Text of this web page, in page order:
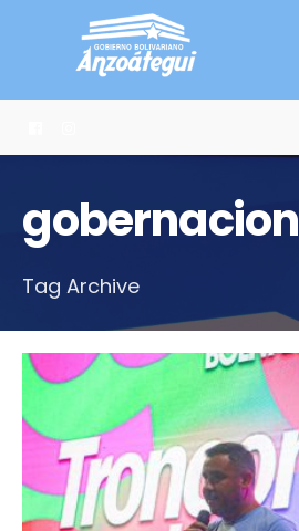
gobernacion
Tag Archive
Search